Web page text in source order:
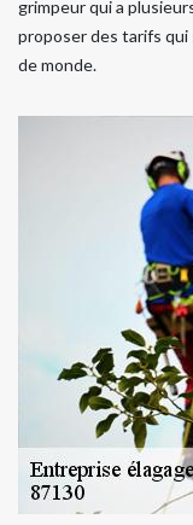
grimpeur qui a
proposer des tarifs qui
de monde.